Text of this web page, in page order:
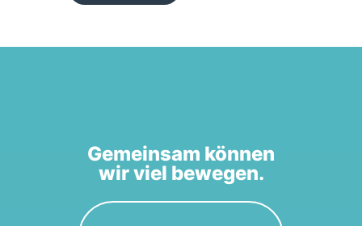
Gemeinsam können
wir viel bewegen.